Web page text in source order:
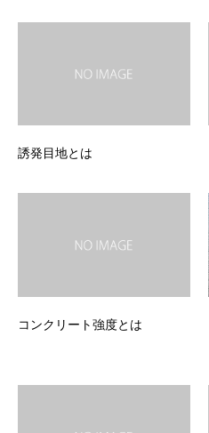
誘発目地とは
コンクリート強度とは